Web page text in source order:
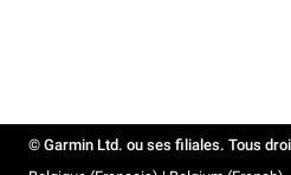
© Garmin Ltd. ou ses filiales. Tous